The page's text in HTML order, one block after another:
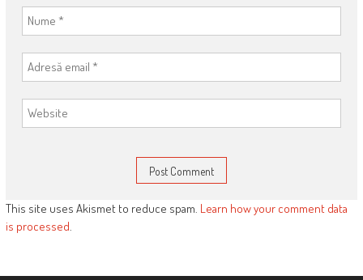
This site uses Akismet to reduce spam. Learn how your comment data
is processed